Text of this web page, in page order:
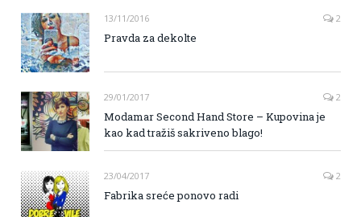
13/11/2016 2
Pravda za dekolte
29/01/2017 2
Modamar Second Hand Store – Kupovina je
kao kad tražiš sakriveno blago!
23/04/2017 2
Fabrika sreće ponovo radi